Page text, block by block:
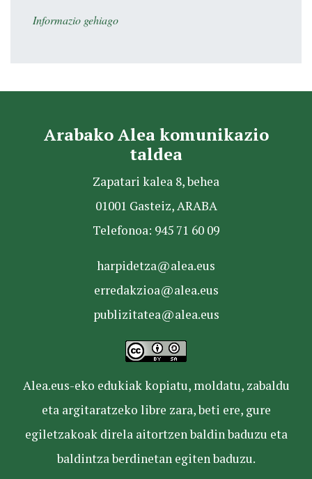
Informazio gehiago
Arabako Alea komunikazio
taldea
Zapatari kalea 8, behea
01001 Gasteiz, ARABA
Telefonoa: 945 71 60 09
harpidetza@alea.eus
erredakzioa@alea.eus
publizitatea@alea.eus
Alea.eus-eko edukiak kopiatu, moldatu, zabaldu
eta argitaratzeko libre zara, beti ere, gure
egiletzakoak direla aitortzen baldin baduzu eta
baldintza berdinetan egiten baduzu.